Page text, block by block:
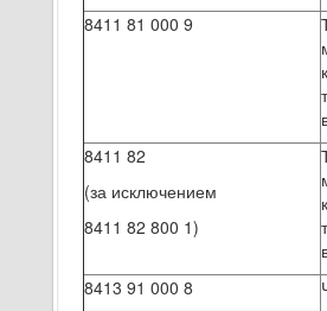
8411 81 000 9
8411 82
(за исключением
8411 82 800 1)
8413 91 000 8